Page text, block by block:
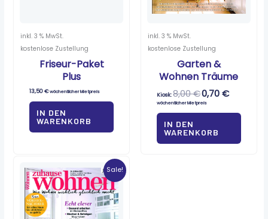
inkl. 3 % MwSt.
kostenlose Zustellung
Friseur-Paket
Plus
13,50€wöchentlicher Mietpreis
IN DEN
WARENKORB
inkl. 3 % MwSt.
kostenlose Zustellung
Garten &
Wohnen Träume
Kiosk:8,00€0,70€
wöchentlicher Mietpreis
IN DEN
WARENKORB
Sale!
Ursprünglicher
war:
4,95 €
Aktueller
Preis
ist:
0,70 €.